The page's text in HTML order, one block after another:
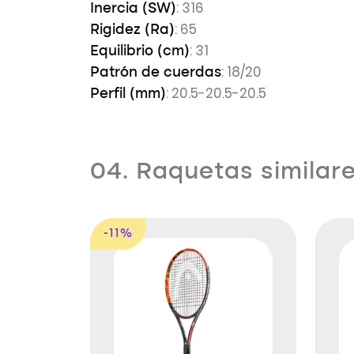
Inercia (SW): 316
Rigidez (Ra): 65
Equilibrio (cm): 31
Patrón de cuerdas: 18/20
Perfil (mm): 20.5-20.5-20.5
04. Raquetas
-11%